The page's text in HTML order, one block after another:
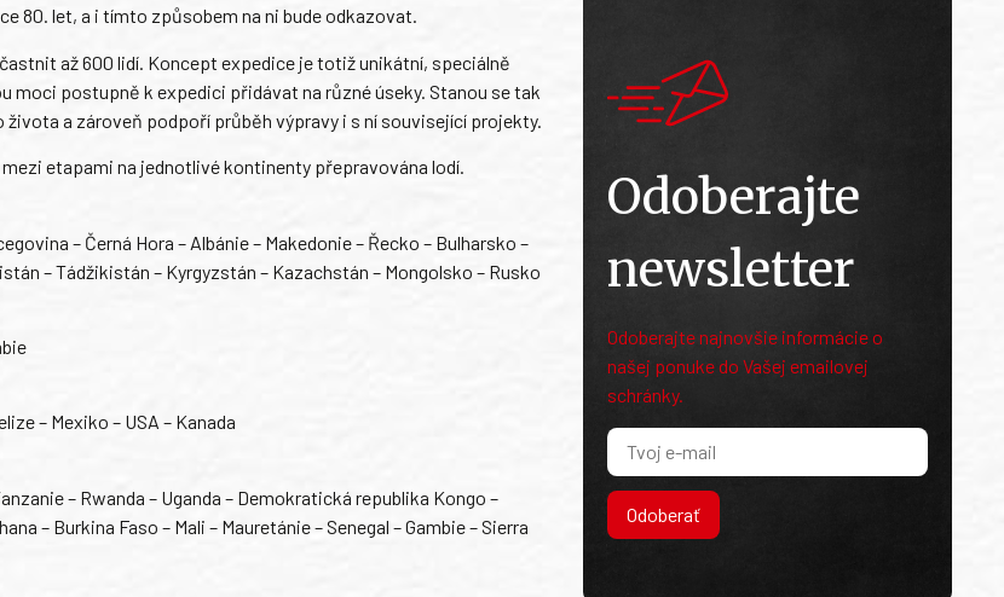
80. let, a i tímto způsobem na ni bude odkazovat.
až 600 lidí. Koncept expedice je totiž unikátní, speciálně
moci postupně k expedici přidávat na různé úseky. Stanou se tak
a zároveň podpoří průběh výpravy i s ní související projekty.
etapami na jednotlivé kontinenty přepravována lodí.
– Černá Hora – Albánie – Makedonie – Řecko – Bulharsko –
– Tádžikistán – Kyrgyzstán – Kazachstán – Mongolsko – Rusko
– Mexiko – USA – Kanada
– Rwanda – Uganda – Demokratická republika Kongo –
– Burkina Faso – Mali – Mauretánie – Senegal – Gambie – Sierra
Odoberajte
newsletter
Odoberajte najnovšie informácie o
našej ponuke do Vašej emailovej
schránky.
Odoberať